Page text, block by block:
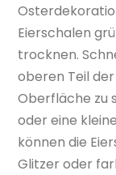
Eierschalen
trocknen.
oberen Teil
Oberfläche zu
oder eine
können die
Glitzer oder